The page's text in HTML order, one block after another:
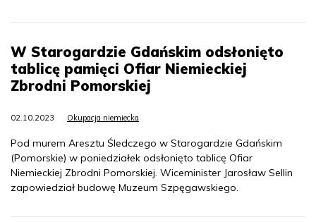
W Starogardzie Gdańskim odsłonięto
tablicę pamięci Ofiar Niemieckiej
Zbrodni Pomorskiej
02.10.2023 Okupacja niemiecka
Pod murem Aresztu Śledczego w Starogardzie Gdańskim
(Pomorskie) w poniedziałek odsłonięto tablicę Ofiar
Niemieckiej Zbrodni Pomorskiej. Wiceminister Jarosław Sellin
zapowiedział budowę Muzeum Szpęgawskiego.